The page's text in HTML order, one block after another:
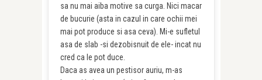
sa nu mai aiba motive sa curga. Nici macar
de bucurie (asta in cazul in care ochii mei
mai pot produce si asa ceva). Mi-e sufletul
asa de slab -si dezobisnuit de ele- incat nu
cred ca le pot duce.
Daca as avea un pestisor auriu, m-as